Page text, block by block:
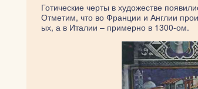
Готические черты в художестве
Отметим, что во Франции и Англии
ых, а в Италии – примерно в 1300-ом.